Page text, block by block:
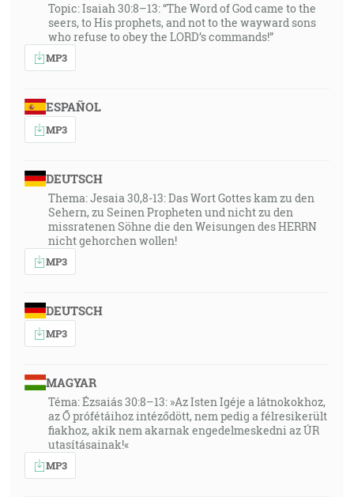
Topic: Isaiah 30:8–13: “The Word of God came to the
seers, to His prophets, and not to the wayward sons
who refuse to obey the LORD’s commands!”
MP3
ESPAÑOL
MP3
DEUTSCH
Thema: Jesaia 30,8-13: Das Wort Gottes kam zu den
Sehern, zu Seinen Propheten und nicht zu den
missratenen Söhne die den Weisungen des HERRN
nicht gehorchen wollen!
MP3
DEUTSCH
MP3
MAGYAR
Téma: Ézsaiás 30:8–13: »Az Isten Igéje a látnokokhoz,
az Ő prófétáihoz intéződött, nem pedig a félresikerült
fiakhoz, akik nem akarnak engedelmeskedni az ÚR
utasításainak!«
MP3